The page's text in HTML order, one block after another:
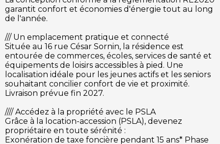
garantit confort et économies d'énergie tout au long
de l'année.
/// Un emplacement pratique et connecté
Située au 16 rue César Sornin, la résidence est
entourée de commerces, écoles, services de santé et
équipements de loisirs accessibles à pied. Une
localisation idéale pour les jeunes actifs et les seniors
souhaitant concilier confort de vie et proximité.
Livraison prévue fin 2027.
//// Accédez à la propriété avec le PSLA
Grâce à la location-accession (PSLA), devenez
propriétaire en toute sérénité :
Exonération de taxe foncière pendant 15 ans* Phase